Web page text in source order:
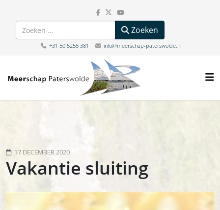
Zoeken Zoeken
+31 50 5255 381 info@meerschap-paterswolde.nl
17 DECEMBER 2020
Vakantie sluiting